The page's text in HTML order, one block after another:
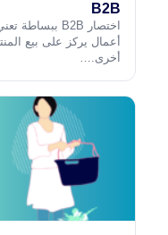
B2B
أعمال يركز على بيع
أخرى.…